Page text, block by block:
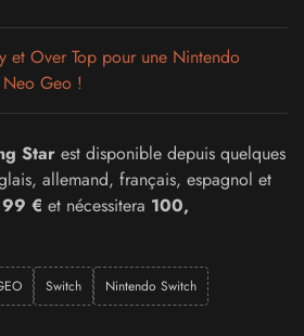
et Over Top pour une Nintendo
Geo !
Star est disponible depuis quelques
allemand, français, espagnol et
€ et nécessitera 100,
Switch
Nintendo Switch